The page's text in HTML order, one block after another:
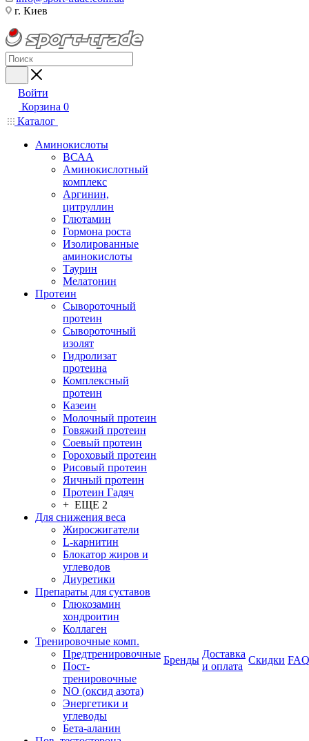
г. Киев
Войти
Корзина 0
Каталог
Аминокислоты
ВСАА
Аминокислотный
комплекс
Аргинин,
цитруллин
Глютамин
Гормона роста
Изолированные
аминокислоты
Таурин
Мелатонин
Протеин
Сывороточный
протеин
Сывороточный
изолят
Гидролизат
протеина
Комплексный
протеин
Казеин
Молочный протеин
Говяжий протеин
Соевый протеин
Гороховый протеин
Рисовый протеин
Яичный протеин
Протеин Гадяч
+ ЕЩЕ 2
Для снижения веса
Жиросжигатели
L-карнитин
Блокатор жиров и
углеводов
Диуретики
Препараты для суставов
Глюкозамин
хондроитин
Коллаген
Тренировочные комп.
Предтренировочные
Пост-
тренировочные
NO (оксид азота)
Энергетики и
углеводы
Бета-аланин
Бренды
Доставка
и оплата
Скидки FAQ